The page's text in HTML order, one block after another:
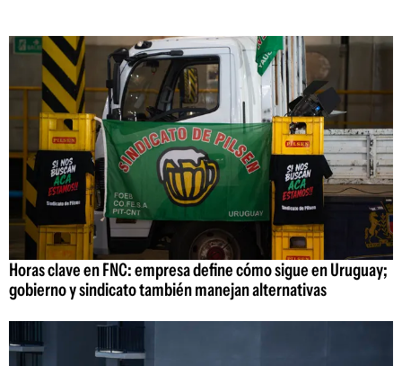
Horas clave en FNC: empresa define cómo sigue en Uruguay;
gobierno y sindicato también manejan alternativas